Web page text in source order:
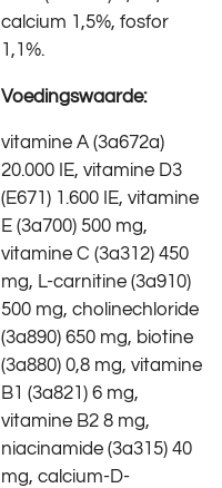
calcium 1,5%, fosfor
1,1%.
Voedingswaarde:
vitamine A (3a672a)
20.000 IE, vitamine D3
(E671) 1.600 IE, vitamine
E (3a700) 500 mg,
vitamine C (3a312) 450
mg, L-carnitine (3a910)
500 mg, cholinechloride
(3a890) 650 mg, biotine
(3a880) 0,8 mg, vitamine
B1 (3a821) 6 mg,
vitamine B2 8 mg,
niacinamide (3a315) 40
mg, calcium-D-